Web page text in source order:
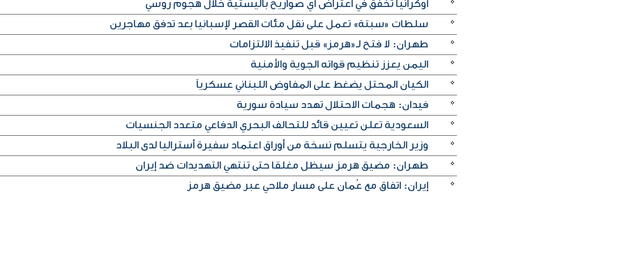
أوكرانيا تخفق في اعتراض أي صواريخ باليستية خلال هجوم روسي
سلطات «سبتة» تعمل على نقل مئات القصر لإسبانيا بعد تدفق مهاجرين
طهران: لا فتح لـ«هرمز» قبل تنفيذ الالتزامات
اليمن يعزز تنظيم قواته الجوية والأمنية
الكيان المحتل يضغط على المفاوض اللبناني عسكرياً
فيدان: هجمات الاحتلال تهدد سيادة سورية
السعودية تعلن تعيين قائد للتحالف البحري الدفاعي متعدد الجنسيات
وزير الخارجية يتسلم نسخة من أوراق اعتماد سفيرة أستراليا لدى البلاد
طهران: مضيق هرمز سيظل مغلقا حتى تنتهي التهديدات ضد إيران
إيران: اتفاق مع عُمان على مسار ملاحي عبر مضيق هرمز